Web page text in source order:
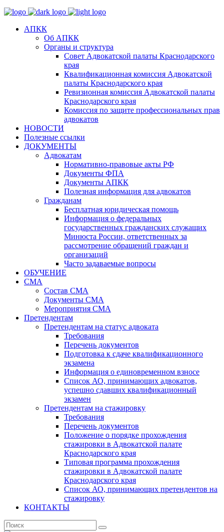
АПКК
Об АПКК
Органы и структура
Совет Адвокатской палаты Краснодарского
края
Квалификационная комиссия Адвокатской
палаты Краснодарского края
Ревизионная комиссия Адвокатской палаты
Краснодарского края
Комиссия по защите профессиональных прав
адвокатов
НОВОСТИ
Полезные ссылки
ДОКУМЕНТЫ
Адвокатам
Нормативно-правовые акты РФ
Документы ФПА
Документы АПКК
Полезная информация для адвокатов
Гражданам
Бесплатная юридическая помощь
Информация о федеральных
государственных гражданских служащих
Минюста России, ответственных за
рассмотрение обращений граждан и
организаций
Часто задаваемые вопросы
ОБУЧЕНИЕ
СМА
Состав СМА
Документы СМА
Мероприятия СМА
Претендентам
Претендентам на статус адвоката
Требования
Перечень документов
Подготовка к сдаче квалификационного
экзамена
Информация о единовременном взносе
Список АО, принимающих адвокатов,
успешно сдавших квалификационный
экзамен
Претендентам на стажировку
Требования
Перечень документов
Положение о порядке прохождения
стажировки в Адвокатской палате
Краснодарского края
Типовая программа прохождения
стажировки в Адвокатской палате
Краснодарского края
Список АО, принимающих претендентов на
стажировку
КОНТАКТЫ